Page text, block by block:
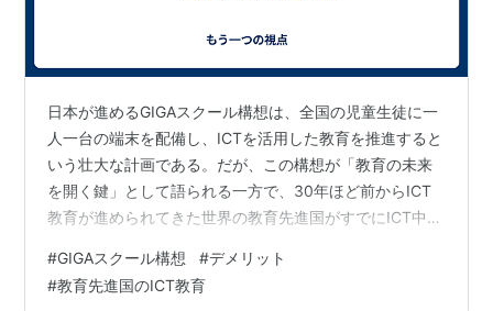
日本が進めるGIGAスクール構想は、全国の児童生徒に一
人一台の端末を配備し、ICTを活用した教育を推進すると
いう壮大な計画である。だが、この構想が「教育の未来
を開く鍵」として語られる一方で、30年ほど前からICT
教育が進められてきた世界の教育先進国がすでにICT中心
てはならない。 スウェーデンやフィンランド、フランス
などでは、子ども達の読解力や数学力、科学力などの学
#GIGAスクール構想 #デメリット
#教育先進国のICT教育